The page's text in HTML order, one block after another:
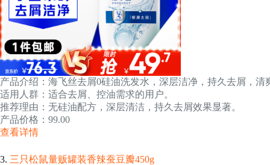
产品介绍：海飞丝去屑0硅油洗发水，深层洁净，持久去屑，清
适用人群：适合去屑、控油需求的用户。
推荐理由：无硅油配方，深层清洁，持久去屑效果显著。
产品价格：99.00
查看详情
3. 三只松鼠量贩罐装香辣蚕豆瓣450g